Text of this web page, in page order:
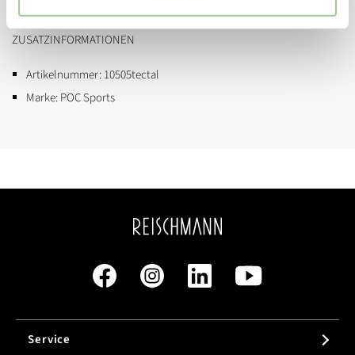
ZUSATZINFORMATIONEN
Artikelnummer:10505tectal
Marke:POC Sports
Service